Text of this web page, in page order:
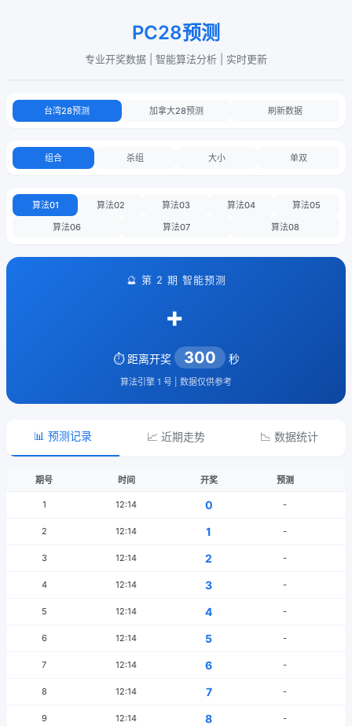
PC28预测
专业开奖数据 | 智能算法分析 | 实时更新
台湾28预测 加拿大28预测 刷新数据
组合 杀组 大小 单双
算法01 算法02 算法03 算法04
算法05
算法06
算法07 算法08
🔮 第 2 期 智能预测
+
⏱️ 距离开奖 300 秒
算法引擎 1 号 | 数据仅供参考
📊 预测记录 📈 近期走势 📉 数据统计
期号 时间 开奖 预测
1 12:14 0 -
2 12:14 1 -
3 12:14 2 -
4 12:14 3 -
5 12:14 4 -
6 12:14 5 -
7 12:14 6 -
8 12:14 7 -
9 12:14 8 -